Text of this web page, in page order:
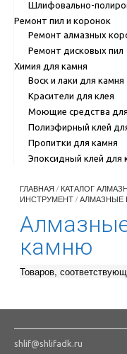
Шлифовально-
Ремонт пил и коронок
Ремонт алмазных
Ремонт дисковых пил
Химия для камня
Воск и лаки для камня
Красители для клея
Моющие средства
Полиэфирный клей
Пропитки для камня
Эпоксидный клей для
ГЛАВНАЯ / КАТАЛОГ
ИНСТРУМЕНТ/АЛМАЗНЫЕ
камню
Товаров,
shlif@shlifadk.ru